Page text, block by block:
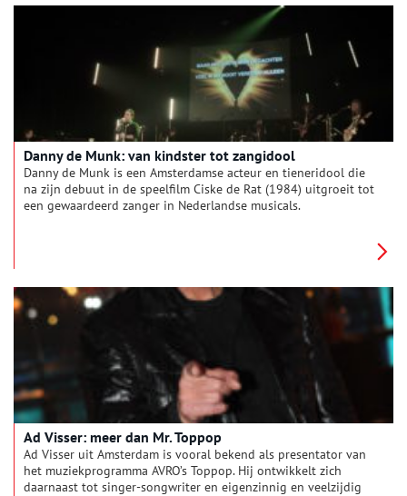
Danny de Munk: van kindster tot zangidool
Danny de Munk is een Amsterdamse acteur en tieneridool die
na zijn debuut in de speelfilm Ciske de Rat (1984) uitgroeit tot
een gewaardeerd zanger in Nederlandse musicals.
Ad Visser: meer dan Mr. Toppop
Ad Visser uit Amsterdam is vooral bekend als presentator van
het muziekprogramma AVRO’s Toppop. Hij ontwikkelt zich
daarnaast tot singer-songwriter en eigenzinnig en veelzijdig